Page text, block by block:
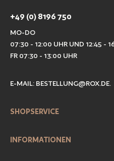
+49 (0) 8196 750
MO-DO
07:30 - 12:00 UHR UND 12:45 -
FR 07:30 - 13:00 UHR
E-MAIL: BESTELLUNG@ROX.DE.
SHOPSERVICE
INFORMATIONEN